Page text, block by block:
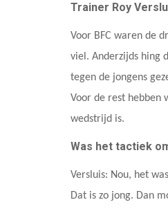
Trainer Roy
Voor BFC waren de
viel. Anderzijds hing
tegen de jongens
Voor de rest hebben
wedstrijd is.
Was het tactiek
Versluis: Nou, het
Dat is zo jong. Dan